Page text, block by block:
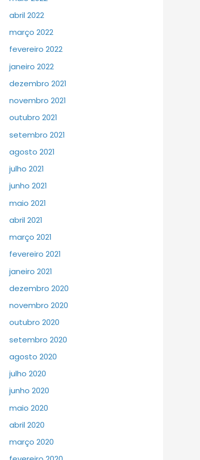
abril 2022
março 2022
fevereiro 2022
janeiro 2022
dezembro 2021
novembro 2021
outubro 2021
setembro 2021
agosto 2021
julho 2021
junho 2021
maio 2021
abril 2021
março 2021
fevereiro 2021
janeiro 2021
dezembro 2020
novembro 2020
outubro 2020
setembro 2020
agosto 2020
julho 2020
junho 2020
maio 2020
abril 2020
março 2020